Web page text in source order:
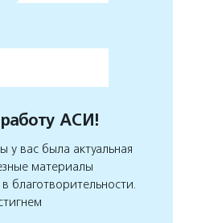
АСИ!
вас была актуальная
материалы
благотворительности.